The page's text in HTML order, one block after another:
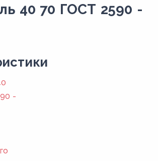
40 70 ГОСТ 2590 -
-